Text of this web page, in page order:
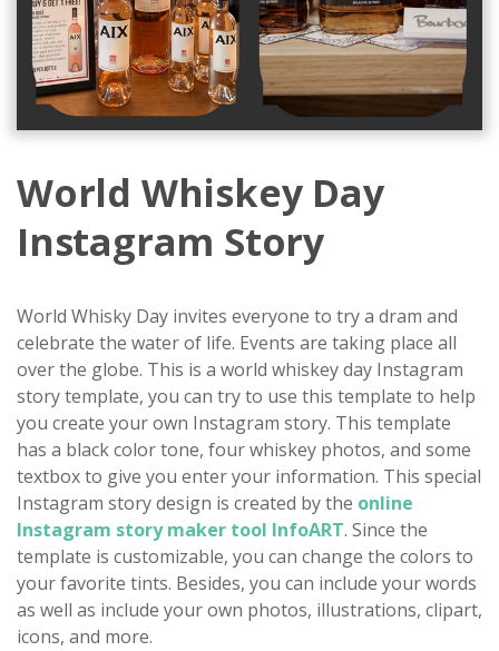
World Whiskey Day
Instagram Story
World Whisky Day invites everyone to try a dram and
celebrate the water of life. Events are taking place all
over the globe. This is a world whiskey day Instagram
story template, you can try to use this template to help
you create your own Instagram story. This template
has a black color tone, four whiskey photos, and some
textbox to give you enter your information. This special
Instagram story design is created by the online
Instagram story maker tool InfoART. Since the
template is customizable, you can change the colors to
your favorite tints. Besides, you can include your words
as well as include your own photos, illustrations, clipart,
icons, and more.